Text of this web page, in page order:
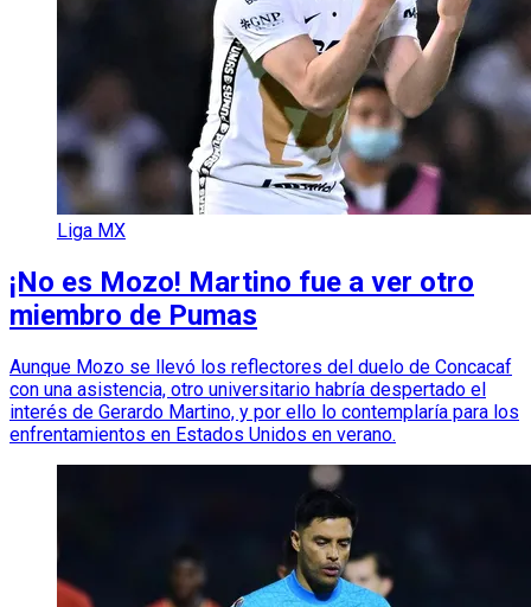
Liga MX
¡No es Mozo! Martino fue a ver otro
miembro de Pumas
Aunque Mozo se llevó los reflectores del duelo de Concacaf
con una asistencia, otro universitario habría despertado el
interés de Gerardo Martino, y por ello lo contemplaría para los
enfrentamientos en Estados Unidos en verano.